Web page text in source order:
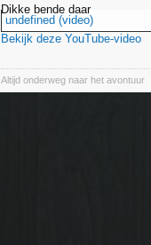
Dikke bende daar
undefined (video)
Bekijk deze YouTube-video
Altijd onderweg naar het avontuur